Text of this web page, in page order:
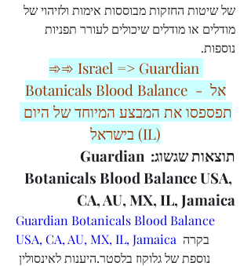
נוספות.
➾➾ Israel => Guardian
Botanicals Blood Balance  - אל
בישראל (IL)
תוצאות שגשוג: Guardian
Botanicals Blood Balance USA,
CA, AU, MX, IL, Jamaica
Guardian Botanicals Blood Balance
USA, CA, AU, MX, IL, Jamaica